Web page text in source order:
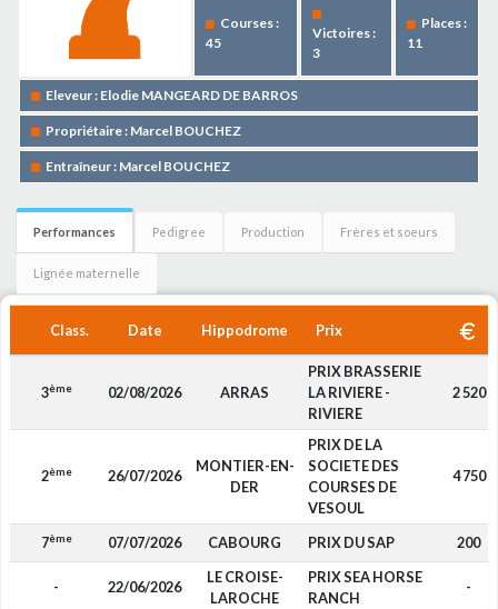
Courses :
45
Victoires :
3
Places :
11
Eleveur : Elodie MANGEARD DE BARROS
Propriétaire : Marcel BOUCHEZ
Entraîneur : Marcel BOUCHEZ
Performances Pedigree Production Frères et soeurs
Lignée maternelle
Class. Date Hippodrome Prix
3ème 02/08/2026 ARRAS
PRIX BRASSERIE
LA RIVIERE -
RIVIERE
2 520
2ème 26/07/2026
MONTIER-EN-
DER
PRIX DE LA
SOCIETE DES
COURSES DE
VESOUL
4 750
7ème 07/07/2026 CABOURG PRIX DU SAP 200
- 22/06/2026
LE CROISE-
LAROCHE
PRIX SEA HORSE
RANCH
-